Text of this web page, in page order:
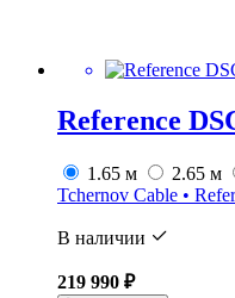
Reference
1.65 м 2.65 м
Tchernov Cable •
В наличии
219 990 ₽